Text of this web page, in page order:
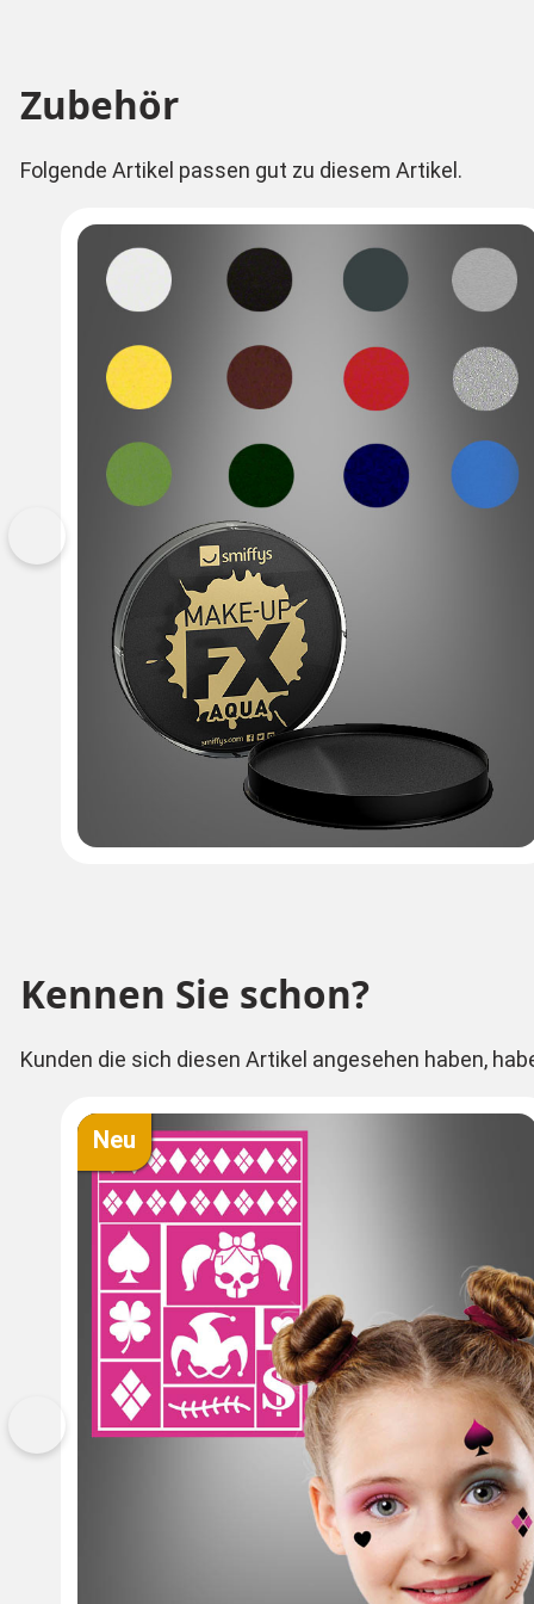
Zubehör
Folgende Artikel passen gut zu diesem Artikel.
Vorherige
Kennen Sie schon?
Kunden die sich diesen Artikel angesehen haben,
Neu
Vorherige